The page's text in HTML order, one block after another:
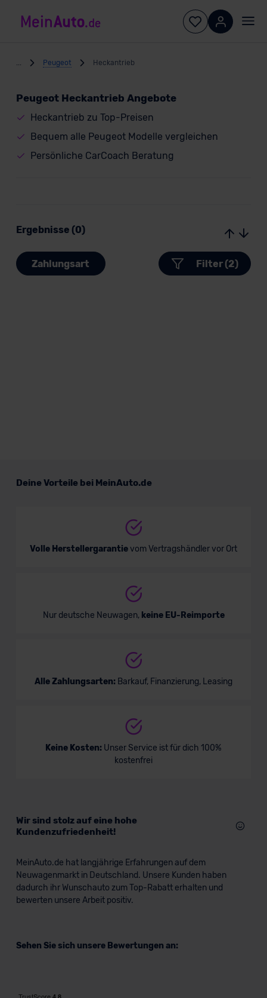
Peugeot Heckantrieb
Peugeot Heckantrieb Angebote
Heckantrieb zu Top-Preisen
Bequem alle Peugeot Modelle vergleichen
Persönliche CarCoach Beratung
Ergebnisse (0)
Zahlungsart Filter (2)
Deine Vorteile bei MeinAuto.de
Volle Herstellergarantievom Vertragshändler vor Ort
Nur deutsche Neuwagen, keine EU-Reimporte
Alle Zahlungsarten: Barkauf, Finanzierung, Leasing
Keine Kosten: Unser Service ist für dich 100%
kostenfrei
Wir sind stolz auf eine hohe
Kundenzufriedenheit!
MeinAuto.de hat langjährige Erfahrungen auf dem
Neuwagenmarkt in Deutschland. Unsere Kunden haben
dadurch ihr Wunschauto zum Top-Rabatt erhalten und
bewerten unsere Arbeit positiv.
Sehen Sie sich unsere Bewertungen an: